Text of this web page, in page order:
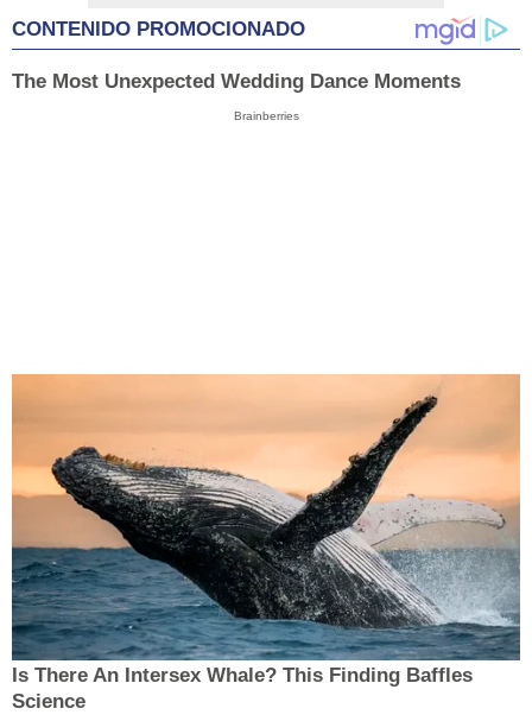
CONTENIDO PROMOCIONADO
The Most Unexpected Wedding Dance Moments
Brainberries
Is There An Intersex Whale? This Finding Baffles
Science